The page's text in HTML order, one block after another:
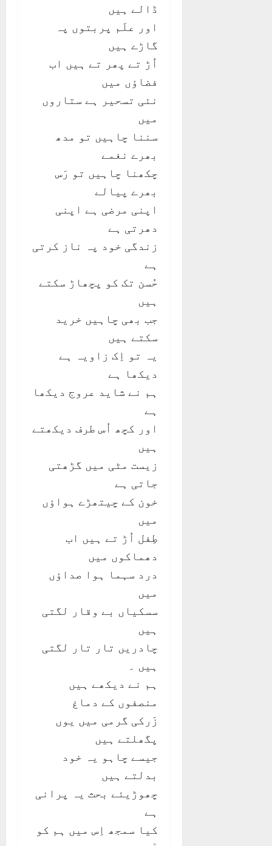
ڈالے ہیں
اور علَم پربتوں پہ
گاڑے ہیں
اُڑ تے پھر تے ہیں اب
فضاؤں میں
نئی تسحیر ہے ستاروں
میں
سننا چاہیں تو مدھ
بھرے نغمے
چکھنا چاہیں تو رَس
بھرے پیالے
اپنی مرضی ہے اپنی
دھرتی ہے
زندگی خود پہ ناز کرتی
ہے
حُسن تک کو پچھاڑ سکتے
ہیں
جب بھی چاہیں خرید
سکتے ہیں
یہ تو اِک زاویہ ہے
دیکھا ہے
ہم نے شاید عروج دیکھا
ہے
اور کچھ اُس طرف دیکھتے
ہیں
زیست مٹی میں گڑھتی
جاتی ہے
خون کے چیتھڑے ہواؤں
میں
طِفل اُڑ تے ہیں اب
دھماکوں میں
درد سہما ہوا صداؤں
میں
سسکیاں بے وقار لگتی
ہیں
چادریں تار تار لگتی
ہیں ۔
ہم نے دیکھے ہیں
منصفوں کے دماغ
زَرکی گرمی میں یوں
پگھلتے ہیں
جیسے چاہو یہ خود
بدلتے ہیں
چھوڑیئے بحث یہ پرانی
ہے
کیا سمجھ اِس میں ہم کو